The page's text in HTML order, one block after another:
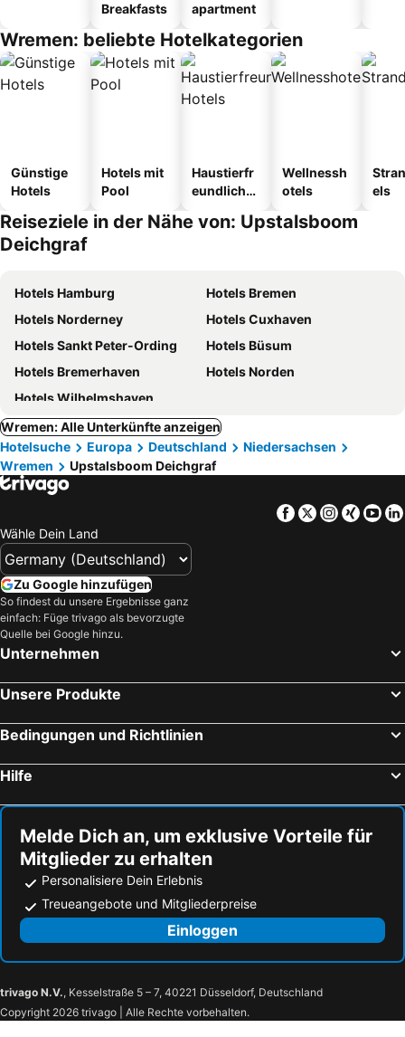
Breakfasts
apartment
Wremen: beliebte Hotelkategorien
Günstige
Hotels
Hotels mit
Pool
Haustierfr
eundliche
Wellnessh
otels
els
Reiseziele in der Nähe von: Upstalsboom
Deichgraf
Hotels Hamburg
Hotels Bremen
Hotels Norderney
Hotels Cuxhaven
Hotels Sankt Peter-Ording
Hotels Büsum
Hotels Bremerhaven
Hotels Norden
Hotels Wilhelmshaven
Wremen: Alle Unterkünfte anzeigen
Hotelsuche
Europa Deutschland
Niedersachsen
Wremen
Upstalsboom Deichgraf
Facebook
TwitterXing
Wähle Dein Land
Zu Google hinzufügen
So findest du unsere Ergebnisse ganz
einfach: Füge trivago als bevorzugte
Quelle bei Google hinzu.
Unternehmen
Unsere Produkte
Bedingungen und Richtlinien
Hilfe
Melde Dich an, um exklusive Vorteile für
Mitglieder zu erhalten
Personalisiere Dein Erlebnis
Treueangebote und Mitgliederpreise
Einloggen
trivago N.V., Kesselstraße 5 – 7, 40221 Düsseldorf, Deutschland
Copyright 2026 trivago | Alle Rechte vorbehalten.